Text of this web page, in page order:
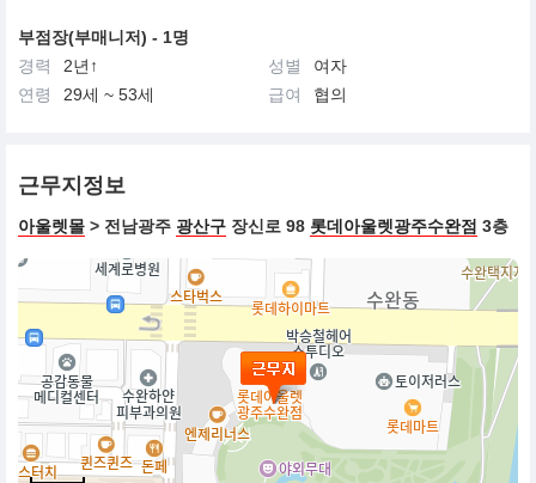
부점장(부매니저) - 1명
경력
2년↑ 성별
여자
연령
29세 ~ 53세 급여 협의
근무지정보
아울렛몰 > 전남광주 광산구 장신로 98 롯데아울렛광주수완점 3층